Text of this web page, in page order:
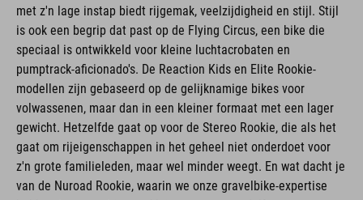
met z'n lage instap biedt rijgemak, veelzijdigheid en stijl. Stijl
is ook een begrip dat past op de Flying Circus, een bike die
speciaal is ontwikkeld voor kleine luchtacrobaten en
pumptrack-aficionado's. De Reaction Kids en Elite Rookie-
modellen zijn gebaseerd op de gelijknamige bikes voor
volwassenen, maar dan in een kleiner formaat met een lager
gewicht. Hetzelfde gaat op voor de Stereo Rookie, die als het
gaat om rijeigenschappen in het geheel niet onderdoet voor
z'n grote familieleden, maar wel minder weegt. En wat dacht je
van de Nuroad Rookie, waarin we onze gravelbike-expertise